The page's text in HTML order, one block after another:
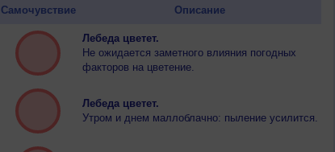
Самочувствие Описание
Лебеда цветет.
Не ожидается заметного влияния погодных
факторов на цветение.
Лебеда цветет.
Утром и днем маллоблачно: пыление усилится.